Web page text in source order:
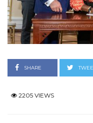
SHARE
2205 VIEWS